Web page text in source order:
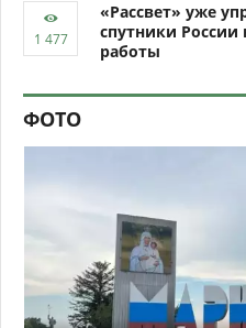
«Рассвет» уже
спутники
работы
ФОТО